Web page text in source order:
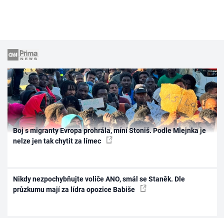
Boj s migranty Evropa prohrála, míní Stoniš. Podle Mlejnka je
nelze jen tak chytit za límec
Nikdy nezpochybňujte voliče ANO, smál se Staněk. Dle
průzkumu mají za lídra opozice Babiše